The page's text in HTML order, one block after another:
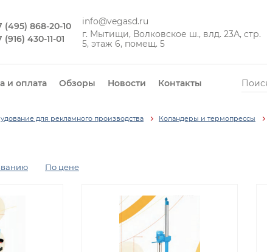
(495) 868-20-10
(916) 430-11-01
info@vegasd.ru
г. Мытищи, Волковское ш., влд. 23А, стр.
5, этаж 6, помещ. 5
и оплата Обзоры Новости Контакты
для рекламного производства Коландеры и термопрессы
По цене